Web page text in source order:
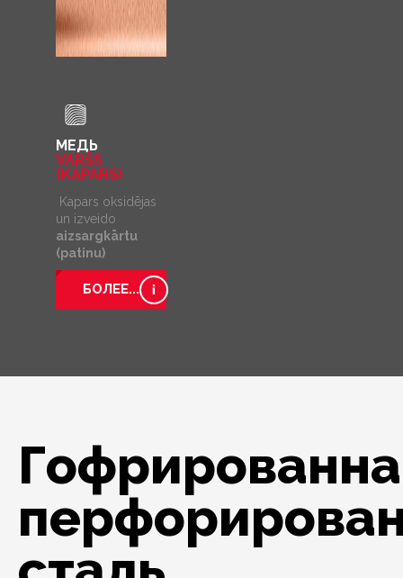
МЕДЬ
VARŠS
(KAPARS)
Kapars oksidējas
un izveido
aizsargkārtu
(patinu)
БОЛЕЕ...